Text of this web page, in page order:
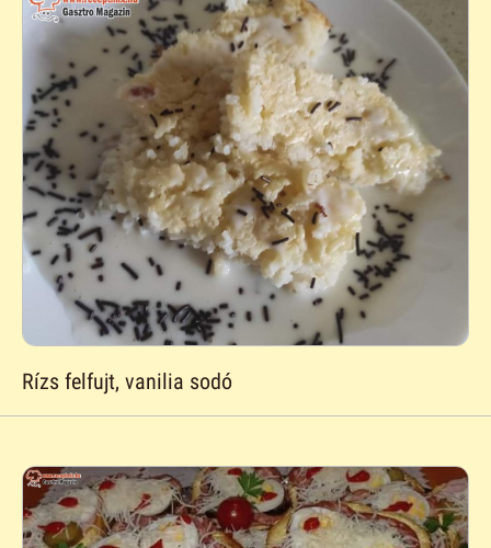
Rízs felfujt, vanilia sodó